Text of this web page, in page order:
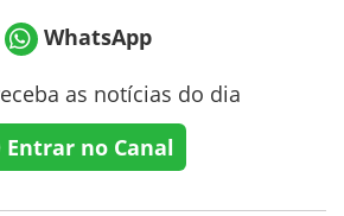
WhatsApp
as notícias do dia
Entrar no Canal